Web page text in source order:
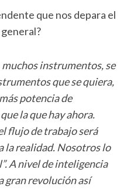
que nos depara el
instrumentos, se
que se quiera,
potencia de
la que hay ahora.
flujo de trabajo será
la realidad. Nosotros lo
A nivel de inteligencia
gran revolución así